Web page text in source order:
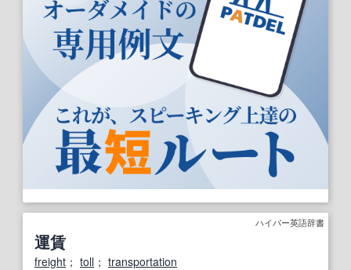
ハイパー英語辞書
運賃
freight ； toll ； transportation